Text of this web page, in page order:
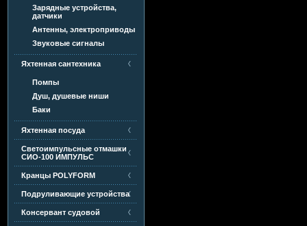
Зарядные устройства,
датчики
Антенны, электроприводы
Звуковые сигналы
Яхтенная сантехника
Помпы
Душ, душевые ниши
Баки
Яхтенная посуда
Светоимпульсные отмашки
СИО-100 ИМПУЛЬС
Кранцы POLYFORM
Подруливающие устройства
Консервант судовой